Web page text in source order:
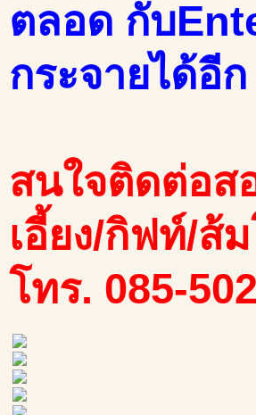
ตลอด กับ
กระจายได้อีก
สนใจติดต่อส
เอี้ยง/กิฟท์/ส้
โทร. 085-